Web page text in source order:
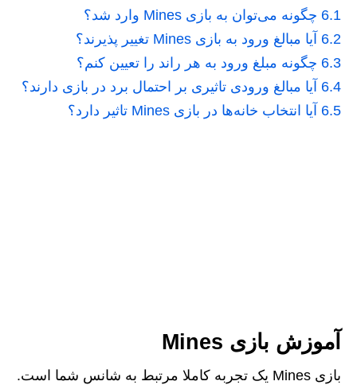
6.1 چگونه می‌توان به بازی Mines وارد شد؟
6.2 آیا مبالغ ورود به بازی Mines تغییر پذیرند؟
6.3 چگونه مبلغ ورود به هر راند را تعیین کنم؟
6.4 آیا مبالغ ورودی تاثیری بر احتمال برد در بازی دارند؟
6.5 آیا انتخاب خانه‌ها در بازی Mines تاثیر دارد؟
آموزش بازی Mines
بازی Mines یک تجربه کاملا مرتبط به شانس شما است.